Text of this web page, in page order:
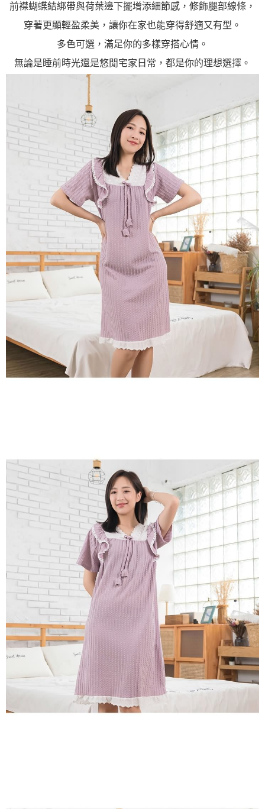
前襟蝴蝶結綁帶與荷葉邊下擺增添細節感，修飾腿部線條，
穿著更顯輕盈柔美，讓你在家也能穿得舒適又有型。
多色可選，滿足你的多樣穿搭心情。
無論是睡前時光還是悠閒宅家日常，都是你的理想選擇。